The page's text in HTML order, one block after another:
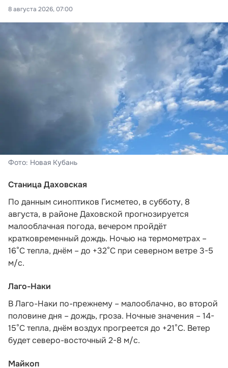
8 августа 2026, 07:00
Фото: Новая Кубань
Станица Даховская
По данным синоптиков Гисметео, в субботу, 8
августа, в районе Даховской прогнозируется
малооблачная погода, вечером пройдёт
кратковременный дождь. Ночью на термометрах –
16°C тепла, днём – до +32°C при северном ветре 3-5
м/с.
Лаго-Наки
В Лаго-Наки по-прежнему – малооблачно, во второй
половине дня – дождь, гроза. Ночные значения – 14-
15°С тепла, днём воздух прогреется до +21°С. Ветер
будет северо-восточный 2-8 м/с.
Майкоп